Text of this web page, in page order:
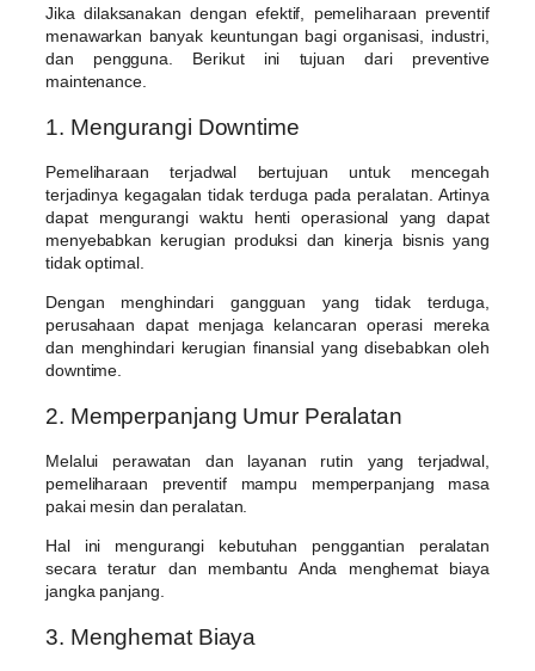
Jika dilaksanakan dengan efektif, pemeliharaan preventif
menawarkan banyak keuntungan bagi organisasi, industri,
dan pengguna. Berikut ini tujuan dari preventive
maintenance.
1. Mengurangi Downtime
Pemeliharaan terjadwal bertujuan untuk mencegah
terjadinya kegagalan tidak terduga pada peralatan. Artinya
dapat mengurangi waktu henti operasional yang dapat
menyebabkan kerugian produksi dan kinerja bisnis yang
tidak optimal.
Dengan menghindari gangguan yang tidak terduga,
perusahaan dapat menjaga kelancaran operasi mereka
dan menghindari kerugian finansial yang disebabkan oleh
downtime.
2. Memperpanjang Umur Peralatan
Melalui perawatan dan layanan rutin yang terjadwal,
pemeliharaan preventif mampu memperpanjang masa
pakai mesin dan peralatan.
Hal ini mengurangi kebutuhan penggantian peralatan
secara teratur dan membantu Anda menghemat biaya
jangka panjang.
3. Menghemat Biaya